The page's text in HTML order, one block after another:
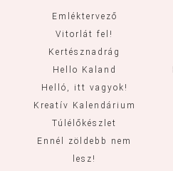
Emléktervező
Vitorlát fel!
Kertésznadrág
Hello Kaland
Helló, itt vagyok!
Kreatív Kalendárium
Túlélőkészlet
Ennél zöldebb nem
lesz!